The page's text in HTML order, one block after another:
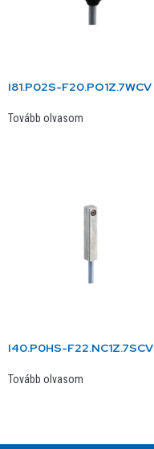
I81.P02S-F20.PO1Z.7WCV
Tovább olvasom
I40.P0HS-F22.NC1Z.7SCV
Tovább olvasom